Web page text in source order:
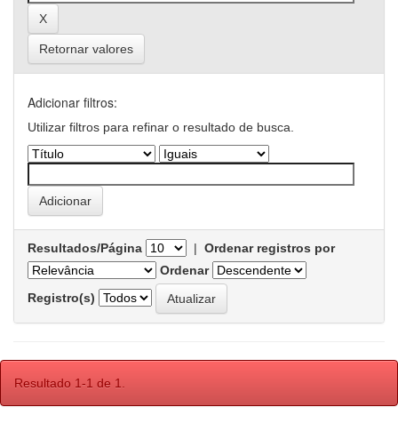
Retornar valores
Adicionar filtros:
Utilizar filtros para refinar o resultado de busca.
Resultados/Página | Ordenar registros por
Ordenar
Registro(s)
Resultado 1-1 de 1.